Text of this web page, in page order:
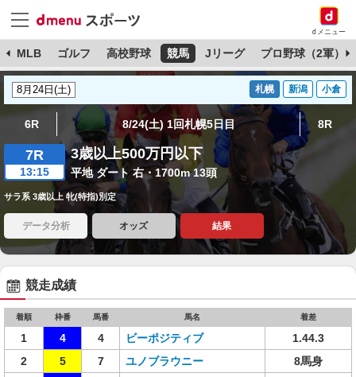
dメニュー
MLB ゴルフ 高校野球 競馬 Jリーグ プロ野球（2軍）
札幌 新潟 小倉
6R 8/24(土) 1回札幌5日目 8R
7R
13:15
3歳以上500万円以下
平地 ダート 右・1700m 13頭
サラ系 3歳以上 牝(特指)別定
データ分析 オッズ 結果
競走成績
着順 枠番 馬番 馬名 着差
1 4 4 ビーポジティブ
1.44.3
2
5 7 ユノブラウニー
8馬身